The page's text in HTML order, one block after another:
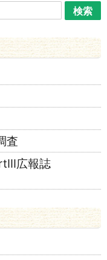
査
広報誌